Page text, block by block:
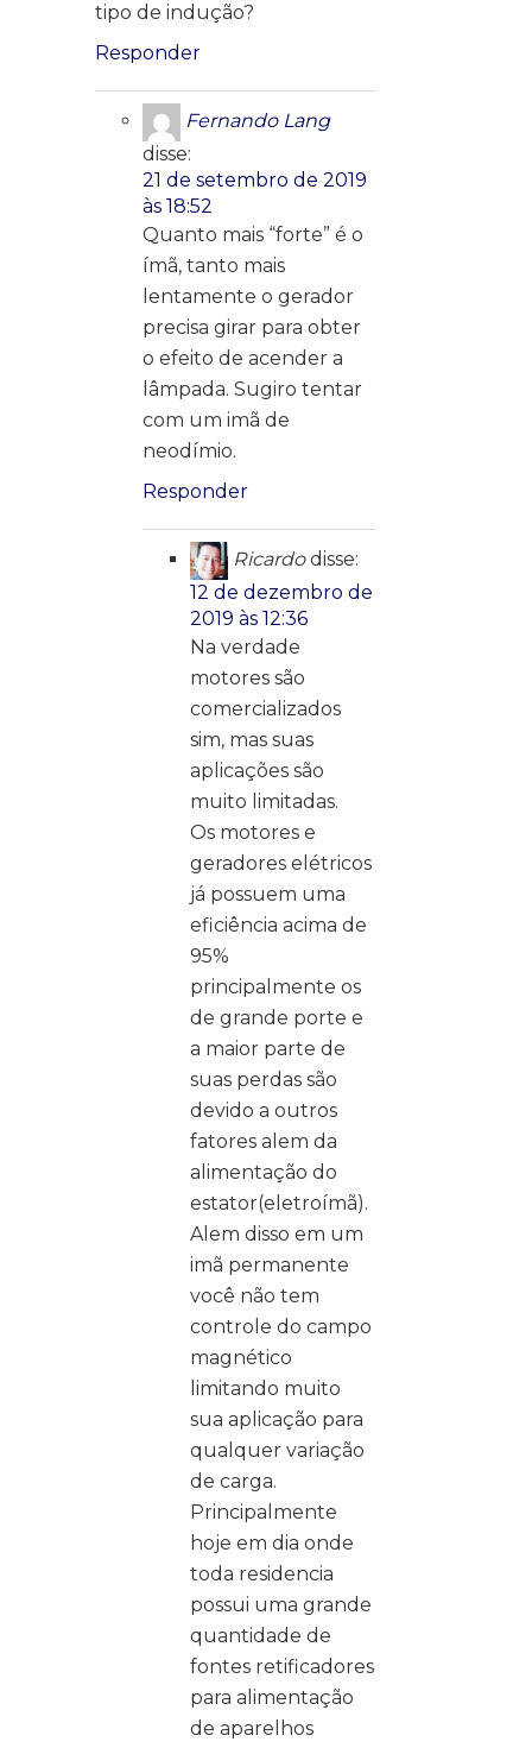
tipo de indução?
Responder
Fernando Lang
disse:
21 de setembro de 2019
às 18:52
Quanto mais “forte” é o
ímã, tanto mais
lentamente o gerador
precisa girar para obter
o efeito de acender a
lâmpada. Sugiro tentar
com um imã de
neodímio.
Responder
Ricardo disse:
12 de dezembro de
2019 às 12:36
Na verdade
motores são
comercializados
sim, mas suas
aplicações são
muito limitadas.
Os motores e
geradores elétricos
já possuem uma
eficiência acima de
95%
principalmente os
de grande porte e
a maior parte de
suas perdas são
devido a outros
fatores alem da
alimentação do
estator(eletroímã).
Alem disso em um
imã permanente
você não tem
controle do campo
magnético
limitando muito
sua aplicação para
qualquer variação
de carga.
Principalmente
hoje em dia onde
toda residencia
possui uma grande
quantidade de
fontes retificadores
para alimentação
de aparelhos